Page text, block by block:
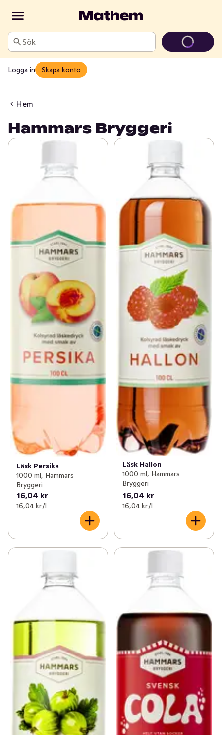
Sök
Logga in Skapa konto
Hem
Hammars Bryggeri
Läsk Persika
1000 ml, Hammars
Bryggeri
16,04 kr
16,04 kr /l
Läsk Hallon
1000 ml, Hammars
Bryggeri
16,04 kr
16,04 kr /l